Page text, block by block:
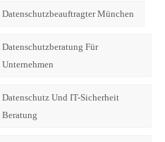
Datenschutzbeauftragter München
Datenschutzberatung Für
Unternehmen
Datenschutz Und IT-Sicherheit
Beratung